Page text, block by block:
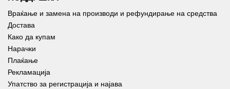
Враќање и замена на производи и рефундирање на средства
Достава
Како да купам
Нарачки
Плаќање
Рекламација
Упатство за регистрација и најава